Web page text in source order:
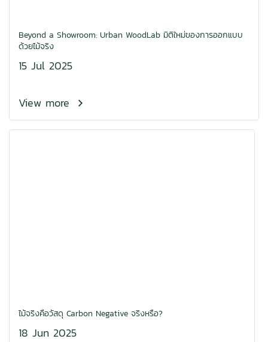
Beyond a Showroom: Urban WoodLab มิติใหม่ของการออกแบบ
ด้วยไม้จริง
15 Jul 2025
View more
ไม้จริงคือวัสดุ Carbon Negative จริงหรือ?
18 Jun 2025